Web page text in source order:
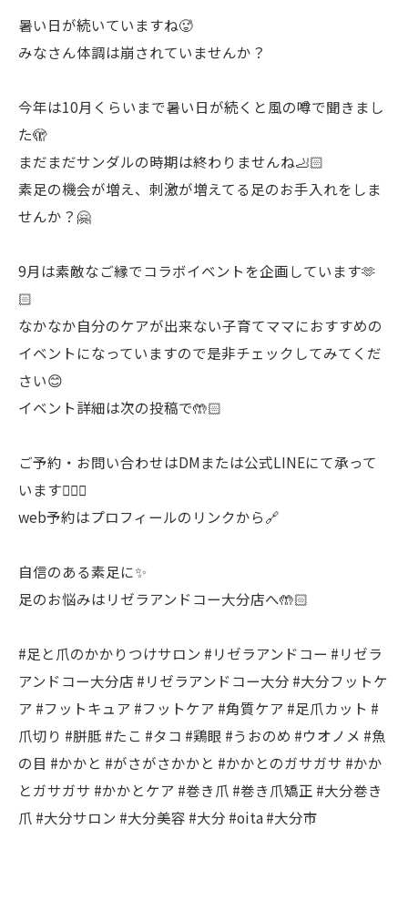
暑い日が続いていますね🥵
みなさん体調は崩されていませんか？
今年は10月くらいまで暑い日が続くと風の噂で聞きまし
た🫣
まだまだサンダルの時期は終わりませんね🦶🏻
素足の機会が増え、刺激が増えてる足のお手入れをしま
せんか？🤗
9月は素敵なご縁でコラボイベントを企画しています🫶
🏻
なかなか自分のケアが出来ない子育てママにおすすめの
イベントになっていますので是非チェックしてみてくだ
さい😊
イベント詳細は次の投稿で🤲🏻
ご予約・お問い合わせはDMまたは公式LINEにて承って
います🙋🏻‍♀️
web予約はプロフィールのリンクから🔗
自信のある素足に✨
足のお悩みはリゼラアンドコー大分店へ🤲🏻
#足と爪のかかりつけサロン #リゼラアンドコー #リゼラ
アンドコー大分店 #リゼラアンドコー大分 #大分フットケ
ア #フットキュア #フットケア #角質ケア #足爪カット #
爪切り #胼胝 #たこ #タコ #鶏眼 #うおのめ #ウオノメ #魚
の目 #かかと #がさがさかかと #かかとのガサガサ #かか
とガサガサ #かかとケア #巻き爪 #巻き爪矯正 #大分巻き
爪 #大分サロン #大分美容 #大分 #oita #大分市